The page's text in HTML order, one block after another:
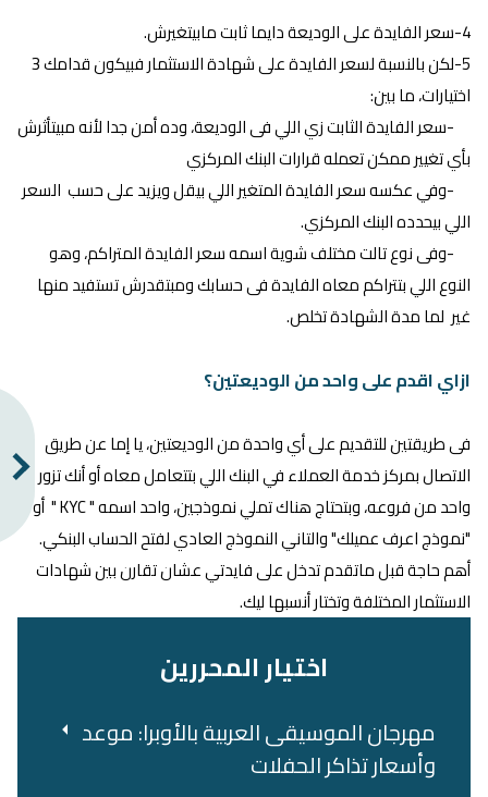
4-سعر الفايدة على الوديعة دايما ثابت مابيتغيرش.
5-لكن بالنسبة لسعر الفايدة على شهادة الاستثمار فبيكون قدامك 3
اختيارات، ما بين:
-سعر الفايدة الثابت زي اللي فى الوديعة، وده أمن جدا لأنه مبيتأثرش
بأي تغيير ممكن تعمله قرارات البنك المركزي
-وفي عكسه سعر الفايدة المتغير اللي بيقل ويزيد على حسب السعر
اللي بيحدده البنك المركزي.
-وفى نوع تالت مختلف شوية اسمه سعر الفايدة المتراكم، وهو
النوع اللي بتتراكم معاه الفايدة فى حسابك ومبتقدرش تستفيد منها
غير لما مدة الشهادة تخلص.
ازاي اقدم على واحد من الوديعتين؟
فى طريقتين للتقديم على أي واحدة من الوديعتين، يا إما عن طريق
الاتصال بمركز خدمة العملاء في البنك اللي بتتعامل معاه أو أنك تزور
واحد من فروعه، وبتحتاج هناك تملي نموذجين، واحد اسمه " KYC " أو
"نموذج اعرف عميلك" والتاني النموذج العادي لفتح الحساب البنكي.
أهم حاجة قبل ماتقدم تدخل على فايدتي عشان تقارن بين شهادات
الاستثمار المختلفة وتختار أنسبها ليك.
اختيار المحررين
مهرجان الموسيقى العربية بالأوبرا: موعد
وأسعار تذاكر الحفلات